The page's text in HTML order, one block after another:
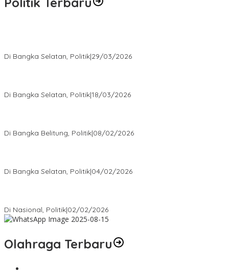
Di Bangka Selatan, Politik|29/03/2026
Di Bangka Selatan, Politik|18/03/2026
Di Bangka Belitung, Politik|08/02/2026
Di Bangka Selatan, Politik|04/02/2026
Di Nasional, Politik|02/02/2026
Olahraga Terbaru